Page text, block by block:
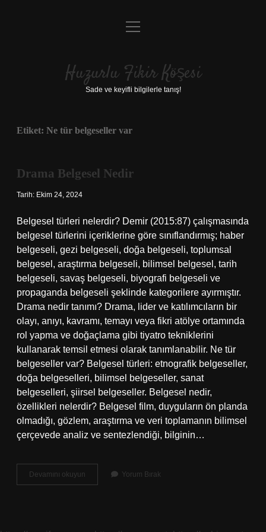
Anasayfa
Yasal Uyarı
menüyü
Huzurlu Fikir Köşesi
Sade ve keyifli bilgilerle tanış!
Etiket: Ne tür belgeseller var
Drama Belgesel Nedir
Tarih: Ekim 24, 2024
Belgesel türleri nelerdir? Demir (2015:87) çalışmasında
belgesel türlerini içeriklerine göre sınıflandırmış; haber
belgeseli, gezi belgeseli, doğa belgeseli, toplumsal
belgesel, araştırma belgeseli, bilimsel belgesel, tarih
belgeseli, savaş belgeseli, biyografi belgeseli ve
propaganda belgeseli şeklinde kategorilere ayırmıştır.
Drama nedir tanımı? Drama, lider ve katılımcıların bir
olayı, anıyı, kavramı, temayı veya fikri atölye ortamında
rol yapma ve doğaçlama gibi tiyatro tekniklerini
kullanarak temsil etmesi olarak tanımlanabilir. Ne tür
belgeseller var? Belgesel türleri: etnografik belgeseller,
doğa belgeselleri, bilimsel belgeseller, sanat
belgeselleri, şiirsel belgeseller. Belgesel nedir,
özellikleri nelerdir? Belgesel film, duyguların ön planda
olmadığı, gözlem, araştırma ve veri toplamanın bilimsel
çerçevede analiz ve sentezlendiği, bilginin…
Devamını okuyun
Belgesel
Yorum Bırak